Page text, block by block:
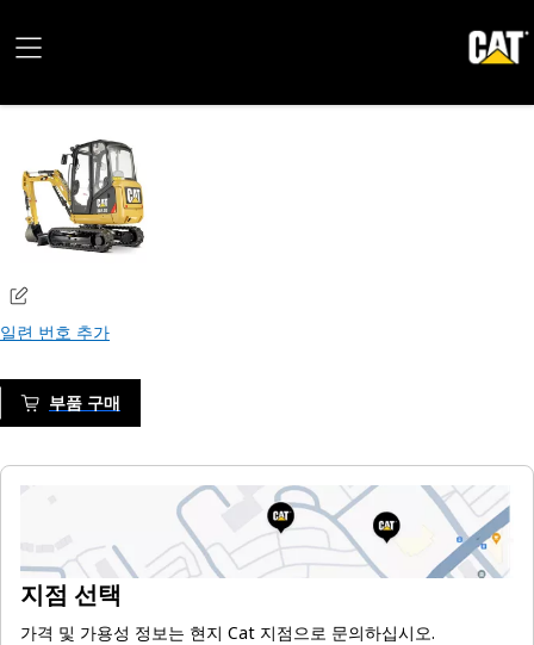
일련 번호 추가
부품 구매
지점 선택
가격 및 가용성 정보는 현지 Cat 지점으로 문의하십시오.